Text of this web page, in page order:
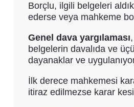
Borçlu, ilgili belgeleri
ederse veya mahkeme
Genel dava yargılaması
belgelerin davalıda ve
dayanaklar ve
İlk derece mahkemesi
itiraz edilmezse karar